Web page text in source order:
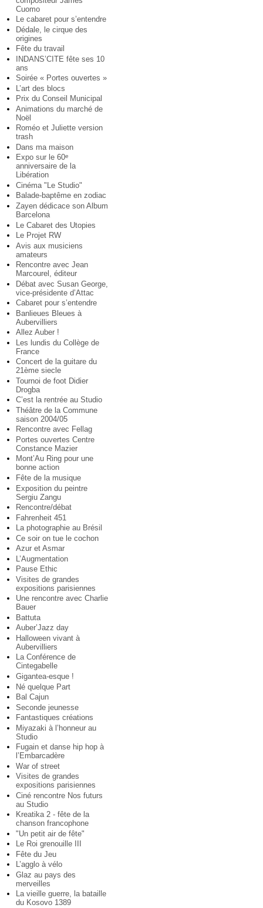
Cuomo
Le cabaret pour s’entendre
Dédale, le cirque des
origines
Fête du travail
INDANS’CITE fête ses 10
ans
Soirée « Portes ouvertes »
L’art des blocs
Prix du Conseil Municipal
Animations du marché de
Noël
Roméo et Juliette version
trash
Dans ma maison
Expo sur le 60e
anniversaire de la
Libération
Cinéma "Le Studio"
Balade-baptême en zodiac
Zayen dédicace son Album
Barcelona
Le Cabaret des Utopies
Le Projet RW
Avis aux musiciens
amateurs
Rencontre avec Jean
Marcourel, éditeur
Débat avec Susan George,
vice-présidente d’Attac
Cabaret pour s’entendre
Banlieues Bleues à
Aubervilliers
Allez Auber !
Les lundis du Collège de
France
Concert de la guitare du
21ème siecle
Tournoi de foot Didier
Drogba
C’est la rentrée au Studio
Théâtre de la Commune
saison 2004/05
Rencontre avec Fellag
Portes ouvertes Centre
Constance Mazier
Mont’Au Ring pour une
bonne action
Fête de la musique
Exposition du peintre
Sergiu Zangu
Rencontre/débat
Fahrenheit 451
La photographie au Brésil
Ce soir on tue le cochon
Azur et Asmar
L’Augmentation
Pause Ethic
Visites de grandes
expositions parisiennes
Une rencontre avec Charlie
Bauer
Battuta
Auber’Jazz day
Halloween vivant à
Aubervilliers
La Conférence de
Cintegabelle
Gigantea-esque !
Né quelque Part
Bal Cajun
Seconde jeunesse
Fantastiques créations
Miyazaki à l’honneur au
Studio
Fugain et danse hip hop à
l’Embarcadère
War of street
Visites de grandes
expositions parisiennes
Ciné rencontre Nos futurs
au Studio
Kreatika 2 - fête de la
chanson francophone
"Un petit air de fête"
Le Roi grenouille III
Fête du Jeu
L’agglo à vélo
Glaz au pays des
merveilles
La vieille guerre, la bataille
du Kosovo 1389